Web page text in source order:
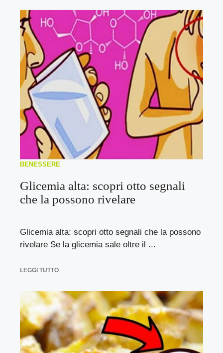
BENESSERE
Glicemia alta: scopri otto segnali
che la possono rivelare
Glicemia alta: scopri otto segnali che la possono
rivelare Se la glicemia sale oltre il ...
LEGGI TUTTO